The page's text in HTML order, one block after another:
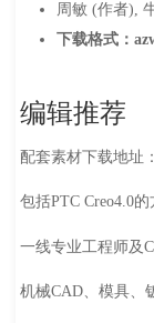
周敏 (作者),
下载格式：
编辑推荐
配套素材下载地址
包括PTC Creo4.0的
一线专业工程师及
机械CAD、模具、